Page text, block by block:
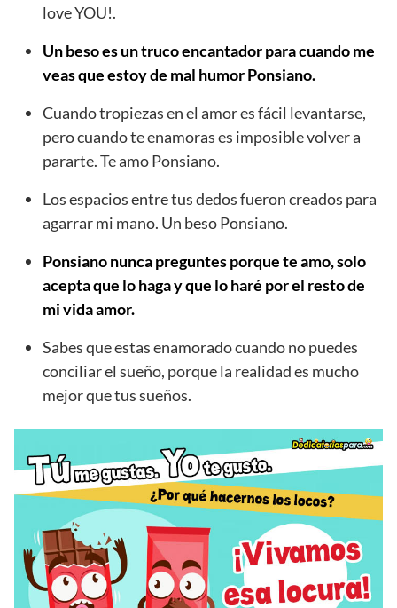
love YOU!.
Un beso es un truco encantador para cuando me
veas que estoy de mal humor Ponsiano.
Cuando tropiezas en el amor es fácil levantarse,
pero cuando te enamoras es imposible volver a
pararte. Te amo Ponsiano.
Los espacios entre tus dedos fueron creados para
agarrar mi mano. Un beso Ponsiano.
Ponsiano nunca preguntes porque te amo, solo
acepta que lo haga y que lo haré por el resto de
mi vida amor.
Sabes que estas enamorado cuando no puedes
conciliar el sueño, porque la realidad es mucho
mejor que tus sueños.